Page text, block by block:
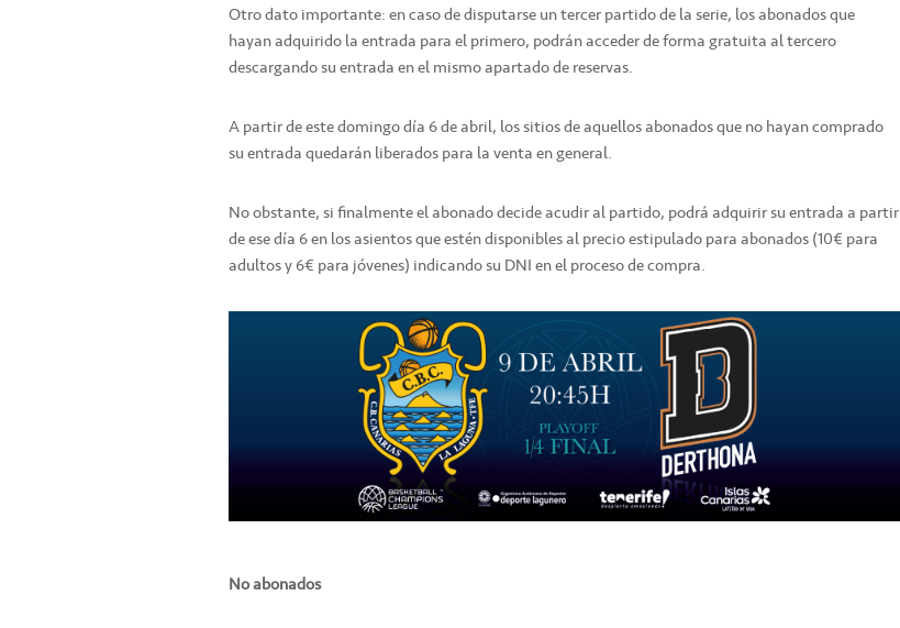
Otro dato importante: en caso de disputarse un tercer partido de la serie, los abonados que
hayan adquirido la entrada para el primero, podrán acceder de forma gratuita al tercero
descargando su entrada en el mismo apartado de reservas.
A partir de este domingo día 6 de abril, los sitios de aquellos abonados que no hayan comprado
su entrada quedarán liberados para la venta en general.
No obstante, si finalmente el abonado decide acudir al partido, podrá adquirir su entrada a partir
de ese día 6 en los asientos que estén disponibles al precio estipulado para abonados (10€ para
adultos y 6€ para jóvenes) indicando su DNI en el proceso de compra.
No abonados